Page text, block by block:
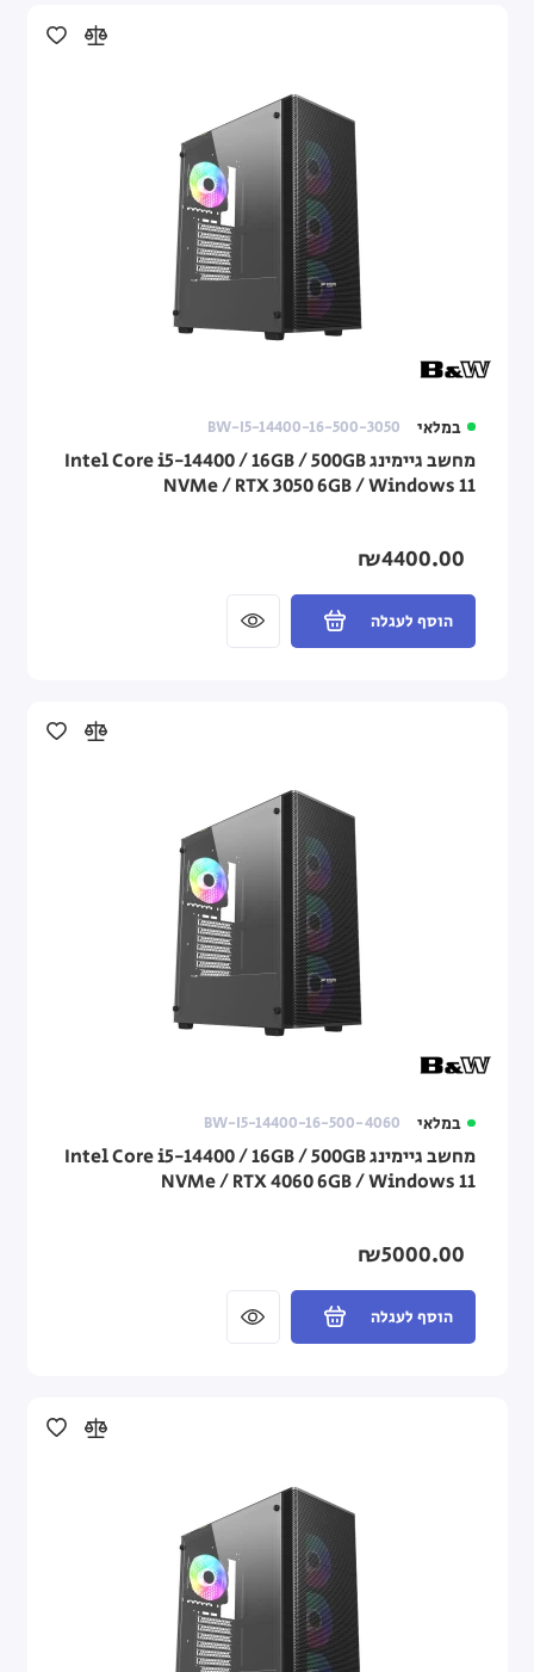
במלאי BW-I5-14400-16-500-3050
מחשב גיימינג Intel Core i5-14400 / 16GB / 500GB
NVMe / RTX 3050 6GB / Windows 11
₪4400.00
הוסף לעגלה
במלאי BW-I5-14400-16-500-4060
מחשב גיימינג Intel Core i5-14400 / 16GB / 500GB
NVMe / RTX 4060 6GB / Windows 11
₪5000.00
הוסף לעגלה